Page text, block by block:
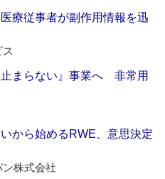
療従事者が副作用情報を迅
止まらない』事業へ 非常用
から始めるRWE、意思決定
株式会社